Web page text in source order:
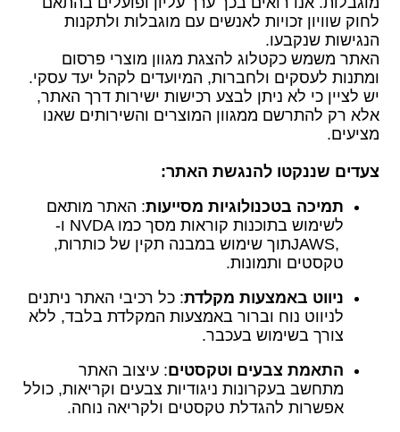
לחוק שוויון זכויות לאנשים עם מוגבלות ולתקנות
הנגישות שנקבעו.
האתר משמש כקטלוג להצגת מגוון מוצרי פרסום
ומתנות לעסקים ולחברות, המיועדים לקהל יעד עסקי.
יש לציין כי לא ניתן לבצע רכישות ישירות דרך האתר,
אלא רק להתרשם ממגוון המוצרים והשירותים שאנו
מציעים.
צעדים שננקטו להנגשת האתר:
תמיכה בטכנולוגיות מסייעות: האתר מותאם
לשימוש בתוכנות קוראות מסך כמו NVDA ו-
JAWS,תוך שימוש במבנה תקין של כותרות,
טקסטים ותמונות.
ניווט באמצעות מקלדת: כל רכיבי האתר ניתנים
לניווט נוח וברור באמצעות המקלדת בלבד, ללא
צורך בשימוש בעכבר.
התאמת צבעים וטקסטים: עיצוב האתר
מתחשב בעקרונות ניגודיות צבעים וקריאות, כולל
אפשרות להגדלת טקסטים ולקריאה נוחה.